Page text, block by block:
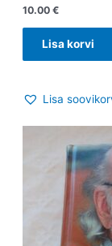
10.00 €
Lisa korvi
Lisa